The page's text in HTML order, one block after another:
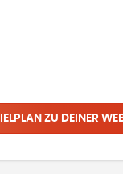
ZU DEINER